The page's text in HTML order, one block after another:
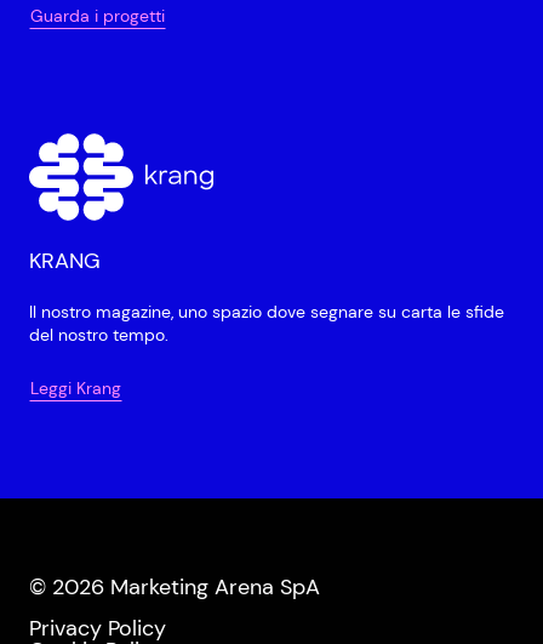
Guarda i progetti
KRANG
Il nostro magazine, uno spazio dove segnare su carta le sfide
del nostro tempo.
Leggi Krang
© 2026 Marketing Arena SpA
Privacy Policy